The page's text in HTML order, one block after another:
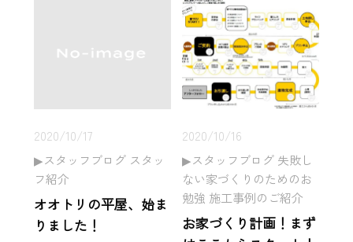
2020/10/17
スタッフブログ スタッ
フ紹介
オオトリの平屋、始ま
りました！
2020/10/16
スタッフブログ 失敗し
ない家づくりのためのお
勉強 施工事例のご紹介
お家づくり計画！まず